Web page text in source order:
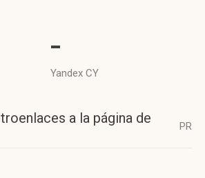
-
Yandex CY
a la página de
PR